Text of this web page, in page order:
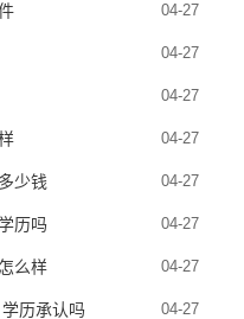
04-27
04-27
04-27
04-27
少钱 04-27
历吗 04-27
么样 04-27
历承认吗 04-27